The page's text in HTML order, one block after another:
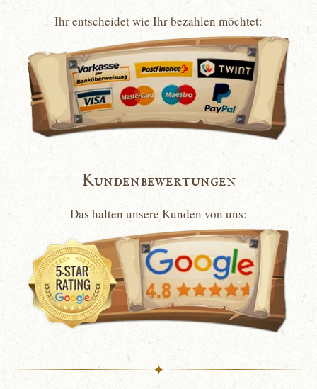
Ihr entscheidet wie Ihr bezahlen möchtet:
Kundenbewertungen
Das halten unsere Kunden von uns:
✦